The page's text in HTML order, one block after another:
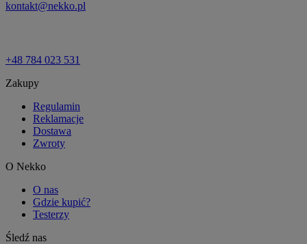
kontakt@nekko.pl
+48 784 023 531
Zakupy
Regulamin
Reklamacje
Dostawa
Zwroty
O Nekko
O nas
Gdzie kupić?
Testerzy
Śledź nas